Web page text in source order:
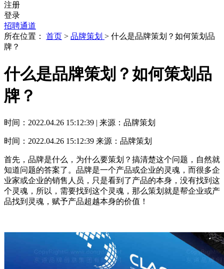
注册
登录
招聘通道
所在位置： 首页 > 品牌策划 > 什么是品牌策划？如何策划品
牌？
什么是品牌策划？如何策划品
牌？
时间：2022.04.26 15:12:39 | 来源：品牌策划
时间：2022.04.26 15:12:39 来源：品牌策划
首先，品牌是什么，为什么要策划？搞清楚这个问题，自然就
知道问题的答案了。品牌是一个产品或企业的灵魂，而很多企
业家或企业的销售人员，只是看到了产品的本身，没有找到这
个灵魂，所以，需要找到这个灵魂，那么策划就是帮企业或产
品找到灵魂，赋予产品超越本身的价值！